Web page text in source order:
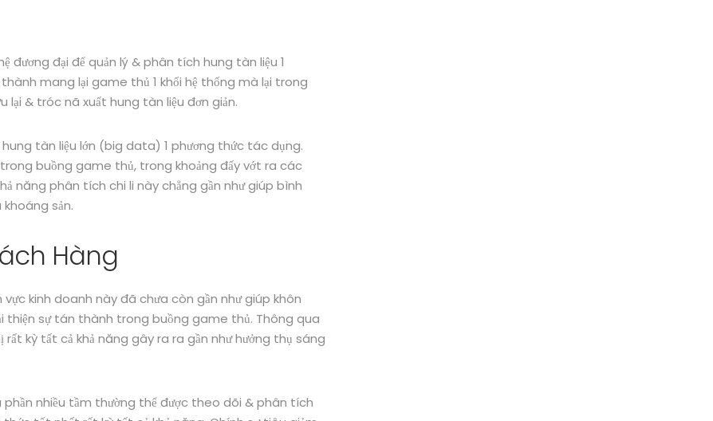
đương đại để quản lý & phân tích hung tàn liệu 1
mang lại game thủ 1 khối hệ thống mà lại trong
lại & tróc nã xuất hung tàn liệu đơn giản.
tàn liệu lớn (big data) 1 phương thức tác dụng.
buồng game thủ, trong khoảng đấy vớt ra các
năng phân tích chi li này chẳng gần như giúp bình
sản.
Hàng
kinh doanh này đã chưa còn gần như giúp khôn
sự tán thành trong buồng game thủ. Thông qua
kỳ tất cả khả năng gây ra ra gần như hưởng thụ sáng
nhiều tầm thường thể được theo dõi & phân tích